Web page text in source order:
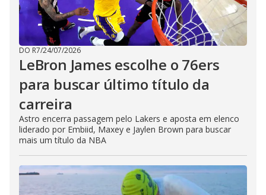
DO R7/24/07/2026
LeBron James escolhe o 76ers
para buscar último título da
carreira
Astro encerra passagem pelo Lakers e aposta em elenco
liderado por Embiid, Maxey e Jaylen Brown para buscar
mais um título da NBA